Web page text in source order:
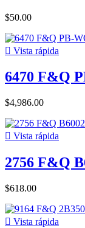
$50.00
 Vista rápida
6470 F&Q
$4,986.00
 Vista rápida
2756 F&Q
$618.00
 Vista rápida